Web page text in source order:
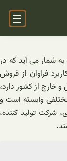
شمار می‌ آید که در
فراوان از فروش
و خارج از کشور دارد،
وابسته است و
شرکت تولید کننده،